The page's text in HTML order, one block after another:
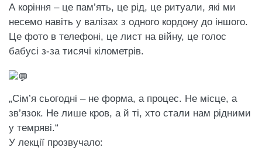
А коріння – це пам’ять, це рід, це ритуали, які ми
несемо навіть у валізах з одного кордону до іншого.
Це фото в телефоні, це лист на війну, це голос
бабусі з-за тисячі кілометрів.
„Сім’я сьогодні – не форма, а процес. Не місце, а
зв’язок. Не лише кров, а й ті, хто стали нам рідними
у темряві.“
У лекції прозвучало: